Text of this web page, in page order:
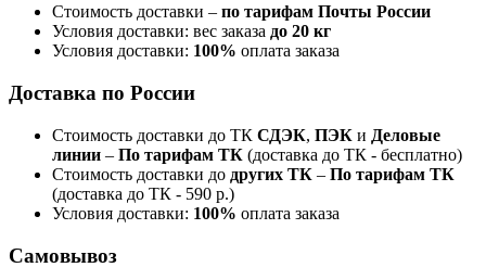
Стоимость доставки – по тарифам Почты России
Условия доставки: вес заказа до 20 кг
Условия доставки: 100% оплата заказа
Доставка по России
Стоимость доставки до ТК СДЭК, ПЭК и Деловые
линии – По тарифам ТК (доставка до ТК - бесплатно)
Стоимость доставки до других ТК – По тарифам ТК
(доставка до ТК - 590 р.)
Условия доставки: 100% оплата заказа
Самовывоз